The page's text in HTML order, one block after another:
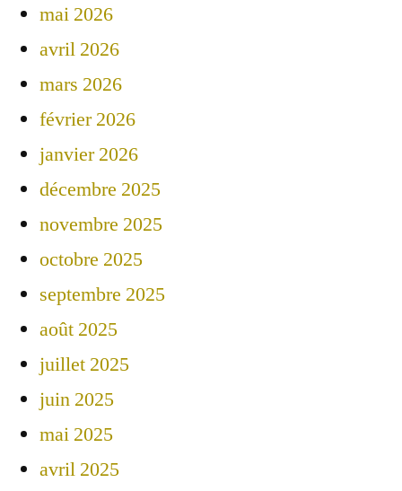
mai 2026
avril 2026
mars 2026
février 2026
janvier 2026
décembre 2025
novembre 2025
octobre 2025
septembre 2025
août 2025
juillet 2025
juin 2025
mai 2025
avril 2025